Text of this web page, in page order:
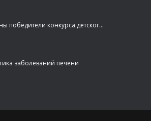
Определены победители конкурса детского рисунка «Я шагаю по Оренбуржью»
заболеваний печени